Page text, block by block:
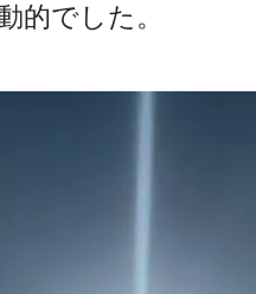
的でした。